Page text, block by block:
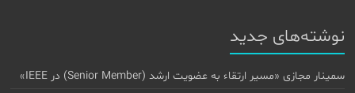
نوشته‌های جدید
سمینار مجازی «مسیر ارتقاء به عضویت ارشد (Senior Member) در IEEE»